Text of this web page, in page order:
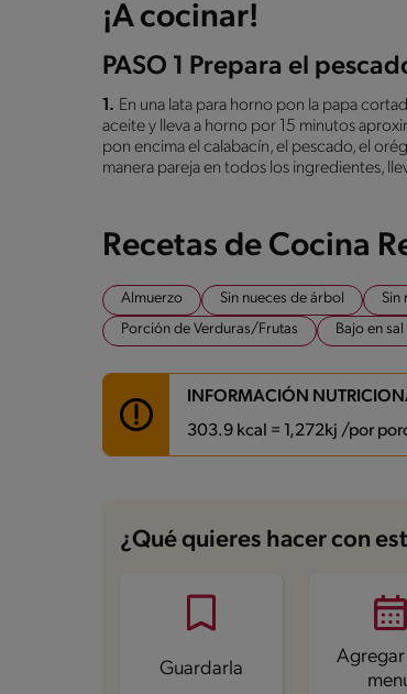
¡A cocinar!
PASO 1 Prepara el
1. En una lata para horno pon la papa
aceite y lleva a horno por 15 minutos
pon encima el calabacín, el pescado, el
manera pareja en todos los ingredientes,
Recetas de Cocina
Almuerzo Sin nueces de árbol Sin
Porción de Verduras/Frutas
Bajo en sal
INFORMACIÓN
303.9 kcal = 1,272kj /por
Energía
303.9 kcal
Grasas 11.4 g
Sodio
¿Qué quieres hacer con
Guardarla
Agregar